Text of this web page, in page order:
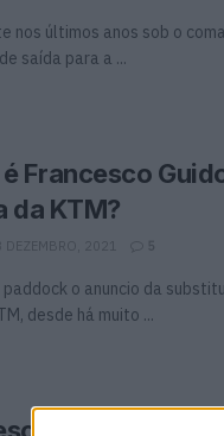
nos últimos anos sob o
saída para a ...
Francesco
da KTM?
8 DEZEMBRO, 2021 5
paddock o anuncio da
desde há muito ...